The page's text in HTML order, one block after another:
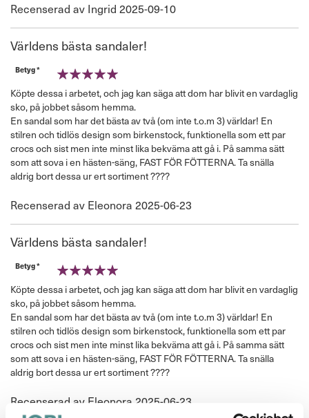
Recenserad av Ingrid Publicerat
den
2025-09-10
Världens bästa sandaler!
Betyg *
Köpte dessa i arbetet, och jag kan säga att dom har blivit en vardaglig
sko, på jobbet såsom hemma.
En sandal som har det bästa av två (om inte t.o.m 3) världar! En
stilren och tidlös design som birkenstock, funktionella som ett par
crocs och sist men inte minst lika bekväma att gå i. På samma sätt
som att sova i en hästen-säng, FAST FÖR FÖTTERNA. Ta snälla
aldrig bort dessa ur ert sortiment ????
Recenserad av Eleonora Publicerat
den
2025-06-23
Världens bästa sandaler!
Betyg *
Köpte dessa i arbetet, och jag kan säga att dom har blivit en vardaglig
sko, på jobbet såsom hemma.
En sandal som har det bästa av två (om inte t.o.m 3) världar! En
stilren och tidlös design som birkenstock, funktionella som ett par
crocs och sist men inte minst lika bekväma att gå i. På samma sätt
som att sova i en hästen-säng, FAST FÖR FÖTTERNA. Ta snälla
aldrig bort dessa ur ert sortiment ????
Recenserad av Eleonora Publicerat
2025-06-23